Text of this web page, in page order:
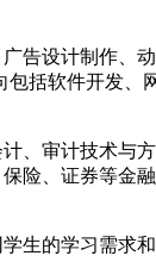
告设计制作、
括软件开发、
、审计技术与
险、证券等金
生的学习需求和